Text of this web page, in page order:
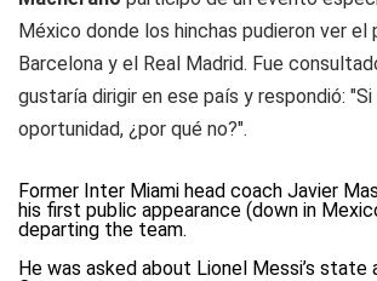
México donde los hinchas pudieron ver
Barcelona y el Real Madrid. Fue
gustaría dirigir en ese país y respondió:
oportunidad, ¿por qué no?".
Former Inter Miami head coach Javier
his first public appearance (down in
departing the team.
He was asked about Lionel Messi’s state